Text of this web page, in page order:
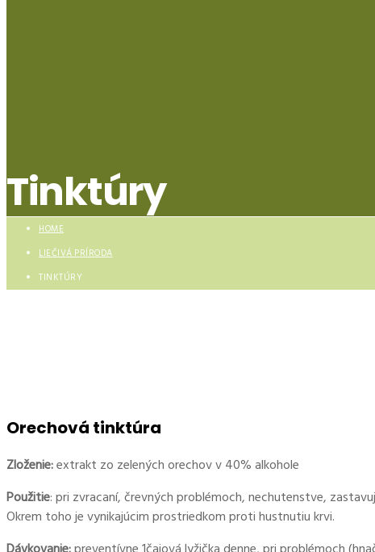
Tinktúry
HOME
LIEČIVÁ PRÍRODA
TINKTÚRY
Orechová tinktúra
Zloženie:extrakt zo zelených orechov v 40% alkohole
Použitie: pri zvracaní, črevných problémoch, nechutenstve,
Okrem toho je vynikajúcim prostriedkom proti hustnutiu krvi.